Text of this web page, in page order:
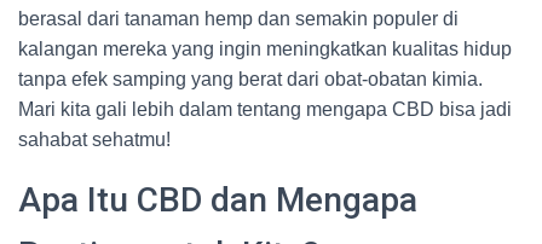
berasal dari tanaman hemp dan semakin populer di
kalangan mereka yang ingin meningkatkan kualitas hidup
tanpa efek samping yang berat dari obat-obatan kimia.
Mari kita gali lebih dalam tentang mengapa CBD bisa jadi
sahabat sehatmu!
Apa Itu CBD dan Mengapa